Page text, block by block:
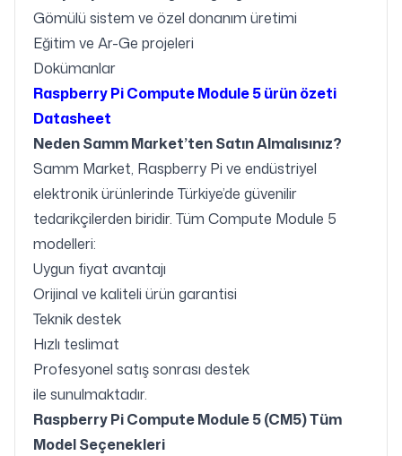
Gömülü sistem ve özel donanım üretimi
Eğitim ve Ar-Ge projeleri
Dokümanlar
Raspberry Pi Compute Module 5 ürün özeti
Datasheet
Neden Samm Market’ten Satın Almalısınız?
Samm Market, Raspberry Pi ve endüstriyel
elektronik ürünlerinde Türkiye’de güvenilir
tedarikçilerden biridir. Tüm Compute Module 5
modelleri:
Uygun fiyat avantajı
Orijinal ve kaliteli ürün garantisi
Teknik destek
Hızlı teslimat
Profesyonel satış sonrası destek
ile sunulmaktadır.
Raspberry Pi Compute Module 5 (CM5) Tüm
Model Seçenekleri